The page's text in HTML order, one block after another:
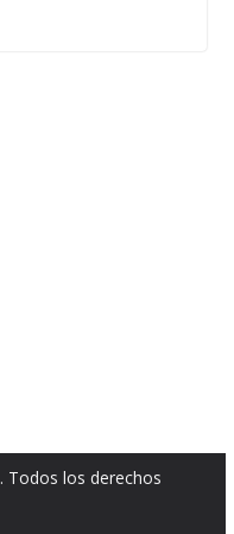
. Todos los derechos